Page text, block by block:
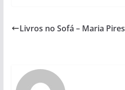
Livros no Sofá – Maria Pires